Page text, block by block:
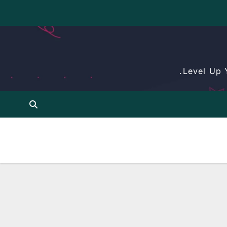
Level Up